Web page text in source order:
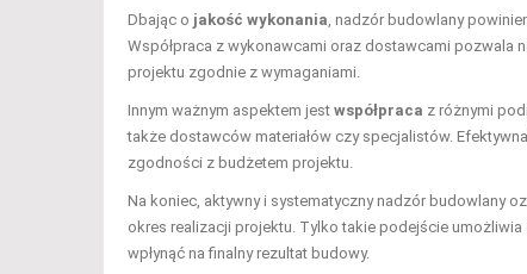
Dbając o jakość wykonania , nadzór budowlany
Współpraca z wykonawcami oraz dostawcami pozwala
projektu zgodnie z wymaganiami.
Innym ważnym aspektem jest współpraca z różnymi
także dostawców materiałów czy specjalistów.
zgodności z budżetem projektu.
Na koniec, aktywny i systematyczny nadzór budowlany
okres realizacji projektu. Tylko takie podejście
wpłynąć na finalny rezultat budowy.